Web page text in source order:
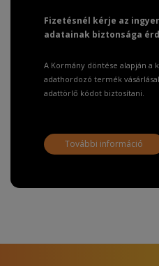
Fizetésnél kérje az
adatainak biztonsága
A Kormány döntése alapján a
adathordozó termék
adattörlő kódot biztosítani.
További információ